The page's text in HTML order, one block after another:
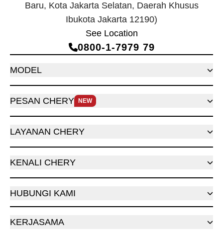
Baru, Kota Jakarta Selatan, Daerah Khusus
Ibukota Jakarta 12190)
See Location
0800‑1‑7979 79
MODEL
PESAN CHERY NEW
LAYANAN CHERY
KENALI CHERY
HUBUNGI KAMI
KERJASAMA